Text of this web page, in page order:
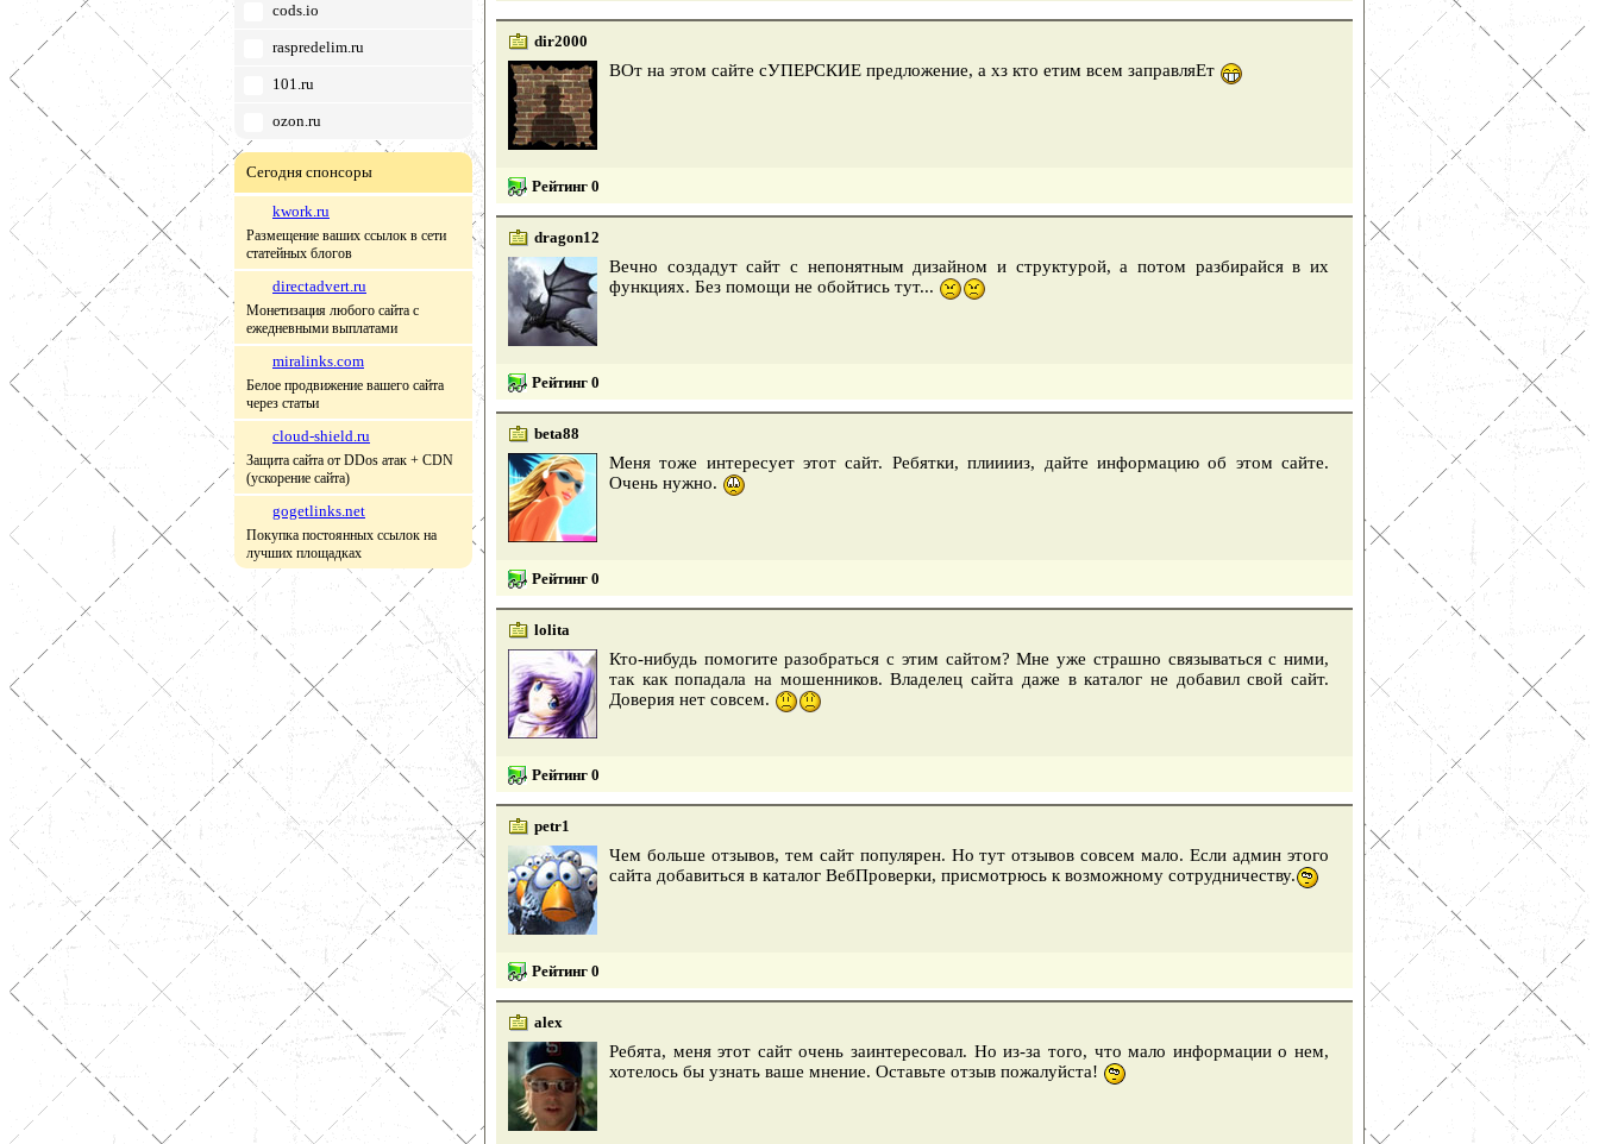
cods.io
raspredelim.ru
101.ru
ozon.ru
Сегодня спонсоры
kwork.ru
Размещение ваших ссылок в сети
статейных блогов
directadvert.ru
Монетизация любого сайта с
ежедневными выплатами
miralinks.com
Белое продвижение вашего сайта
через статьи
cloud-shield.ru
Защита сайта от DDos атак + CDN
(ускорение сайта)
gogetlinks.net
Покупка постоянных ссылок на
лучших площадках
dir2000
ВОт на этом сайте сУПЕРСКИЕ предложение, а хз кто етим всем заправляЕт
Рейтинг 0
dragon12
Вечно создадут сайт с непонятным дизайном и структурой, а потом разбирайся в их
функциях. Без помощи не обойтись тут...
Рейтинг 0
beta88
Меня тоже интересует этот сайт. Ребятки, плииииз, дайте информацию об этом сайте.
Очень нужно.
Рейтинг 0
lolita
Кто-нибудь помогите разобраться с этим сайтом? Мне уже страшно связываться с ними,
так как попадала на мошенников. Владелец сайта даже в каталог не добавил свой сайт.
Доверия нет совсем.
Рейтинг 0
petr1
Чем больше отзывов, тем сайт популярен. Но тут отзывов совсем мало. Если админ этого
сайта добавиться в каталог ВебПроверки, присмотрюсь к возможному сотрудничеству.
Рейтинг 0
alex
Ребята, меня этот сайт очень заинтересовал. Но из-за того, что мало информации о нем,
хотелось бы узнать ваше мнение. Оставьте отзыв пожалуйста!